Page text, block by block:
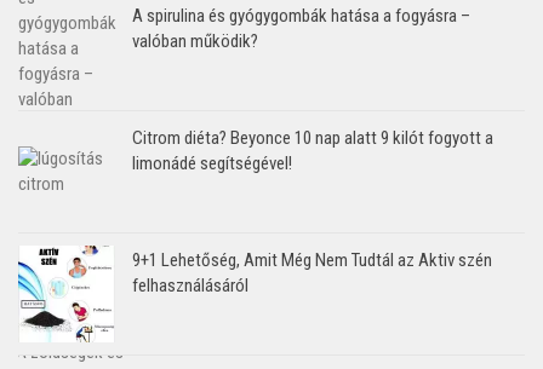
A spirulina és gyógygombák hatása a fogyásra –
valóban működik?
Citrom diéta? Beyonce 10 nap alatt 9 kilót fogyott a
limonádé segítségével!
9+1 Lehetőség, Amit Még Nem Tudtál az Aktiv szén
felhasználásáról